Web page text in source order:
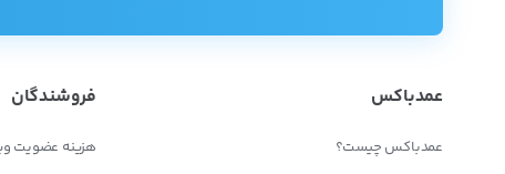
غلتک
عمدباکس
عمدباکس چیست؟
فروشندگان
هزینه عضویت